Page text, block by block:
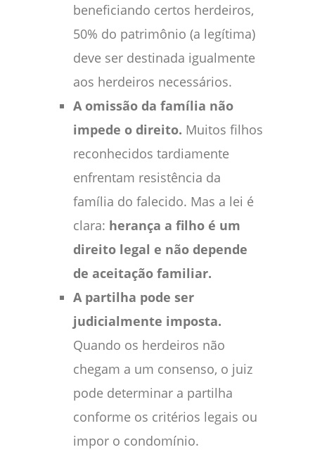
beneficiando certos herdeiros,
50% do patrimônio (a legítima)
deve ser destinada igualmente
aos herdeiros necessários.
A omissão da família não
impede o direito. Muitos filhos
reconhecidos tardiamente
enfrentam resistência da
família do falecido. Mas a lei é
clara: herança a filho é um
direito legal e não depende
de aceitação familiar.
A partilha pode ser
judicialmente imposta.
Quando os herdeiros não
chegam a um consenso, o juiz
pode determinar a partilha
conforme os critérios legais ou
impor o condomínio.